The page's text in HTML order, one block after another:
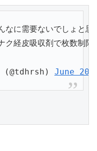
なに需要ないでしょと
ク経皮吸収剤で枚数制
(@tdhrsh) June 20,